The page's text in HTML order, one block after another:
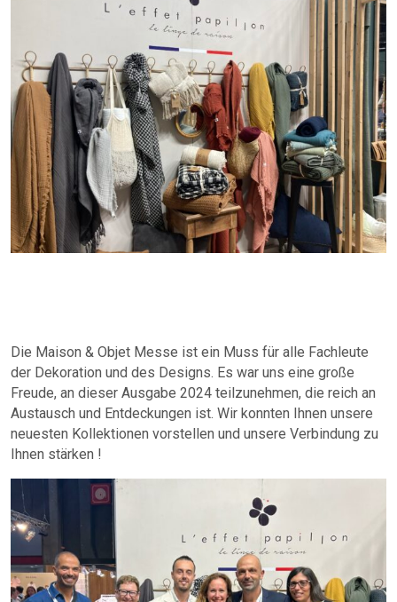
Die Maison & Objet Messe ist ein Muss für alle Fachleute
der Dekoration und des Designs. Es war uns eine große
Freude, an dieser Ausgabe 2024 teilzunehmen, die reich an
Austausch und Entdeckungen ist. Wir konnten Ihnen unsere
neuesten Kollektionen vorstellen und unsere Verbindung zu
Ihnen stärken !